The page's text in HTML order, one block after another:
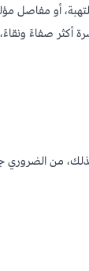
أو
أكثر صفاءً
من